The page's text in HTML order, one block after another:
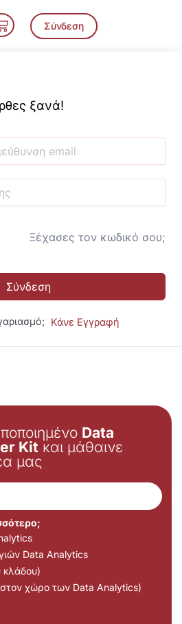
Σύνδεση
ξανά!
Ξέχασες τον κωδικό σου;
Σύνδεση
Κάνε Εγγραφή
Data
Kit και μάθαινε
μας
Data Analytics
κλάδου)
στον χώρο των Data Analytics)